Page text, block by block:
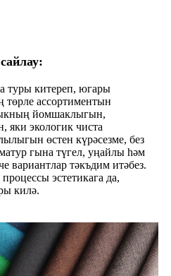
туры китереп, югары
ассортиментын
йомшаклыгын,
экологик чиста
өстен күрәсезме, без
гына түгел, уңайлы һәм
вариантлар тәкъдим итәбез.
эстетикага да,
килә.